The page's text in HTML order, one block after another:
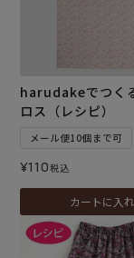
harudakeでつく
ロス（レシピ）
メール便10個まで可
¥110税込
カートに入